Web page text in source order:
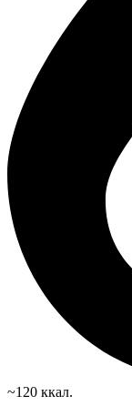
~120 ккал.